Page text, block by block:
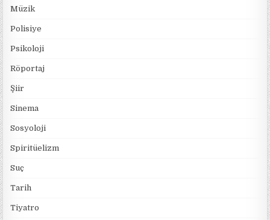
Müzik
Polisiye
Psikoloji
Röportaj
Şiir
Sinema
Sosyoloji
Spiritüelizm
Suç
Tarih
Tiyatro